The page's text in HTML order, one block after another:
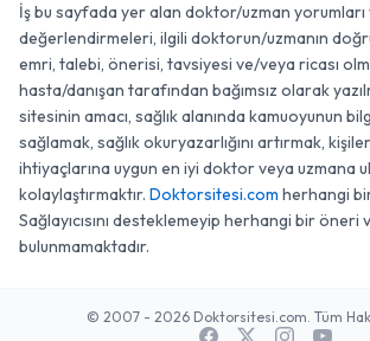
İş bu sayfada yer alan doktor/uzman yorumları
değerlendirmeleri, ilgili doktorun/uzmanın
emri, talebi, önerisi, tavsiyesi ve/veya ricası
hasta/danışan tarafından bağımsız olarak
sitesinin amacı, sağlık alanında kamuoyunun
sağlamak, sağlık okuryazarlığını artırmak,
ihtiyaçlarına uygun en iyi doktor veya uzmana
kolaylaştırmaktır. Doktorsitesi.com herhangi
Sağlayıcısını desteklemeyip herhangi bir öneri
bulunmamaktadır.
© 2007 - 2026 Doktorsitesi.com. Tüm